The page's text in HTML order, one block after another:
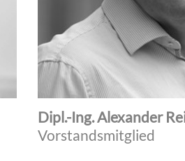
Dipl.-Ing. Alexander
Vorstandsmitglied